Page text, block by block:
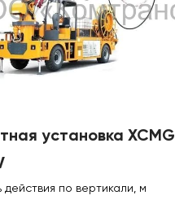
установка XCMG
действия по вертикали, м